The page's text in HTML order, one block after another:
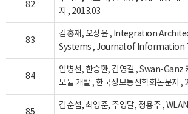
82
지 , 2013.03
83
김홍재, 오상윤 , Integration
Systems , Journal of Information
84
임병선, 한승환, 김영길 , Swan-Ganz
모듈 개발 , 한국정보통신학회논문지 ,
김순섭, 최영준, 주영달, 정용주 ,